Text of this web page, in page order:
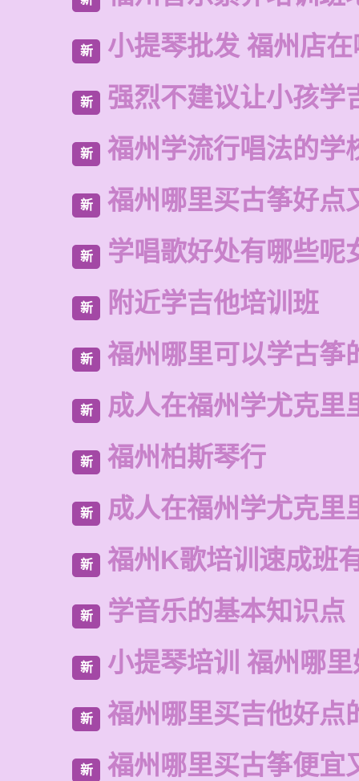
新 小提琴批发 福州店
新 强烈不建议让小孩学
新 福州学流行唱法的学
新 福州哪里买古筝好点
新 学唱歌好处有哪些呢
新 附近学吉他培训班
新 福州哪里可以学古筝
新 成人在福州学尤克里
新 福州柏斯琴行
新 成人在福州学尤克里
新 福州K歌培训速成班
新 学音乐的基本知识点
新 小提琴培训 福州哪
新 福州哪里买吉他好点
新 福州哪里买古筝便宜